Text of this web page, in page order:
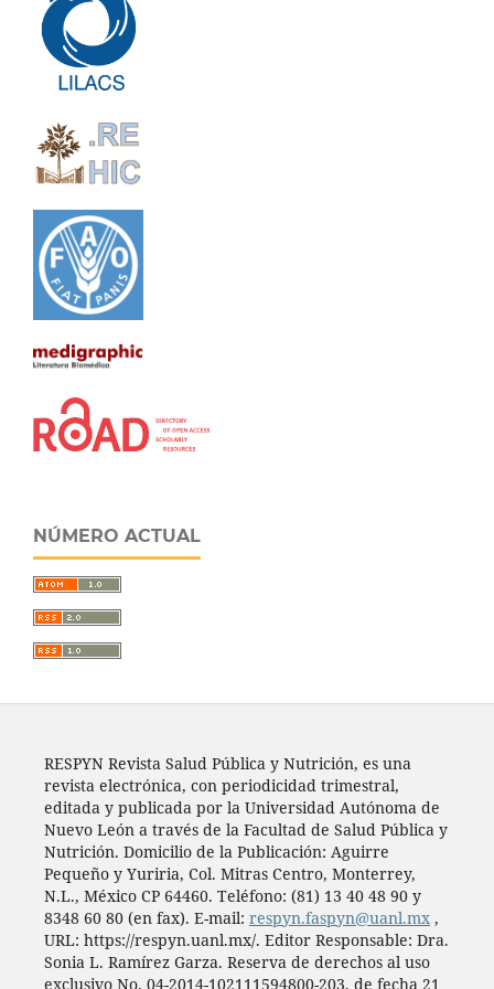
NÚMERO ACTUAL
RESPYN Revista Salud Pública y Nutrición, es una
revista electrónica, con periodicidad trimestral,
editada y publicada por la Universidad Autónoma de
Nuevo León a través de la Facultad de Salud Pública y
Nutrición. Domicilio de la Publicación: Aguirre
Pequeño y Yuriria, Col. Mitras Centro, Monterrey,
N.L., México CP 64460. Teléfono: (81) 13 40 48 90 y
8348 60 80 (en fax). E-mail: respyn.faspyn@uanl.mx,
URL: https://respyn.uanl.mx/. Editor Responsable: Dra.
Sonia L. Ramírez Garza. Reserva de derechos al uso
exclusivo No. 04-2014-102111594800-203, de fecha 21